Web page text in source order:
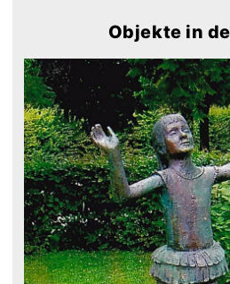
Objekte in